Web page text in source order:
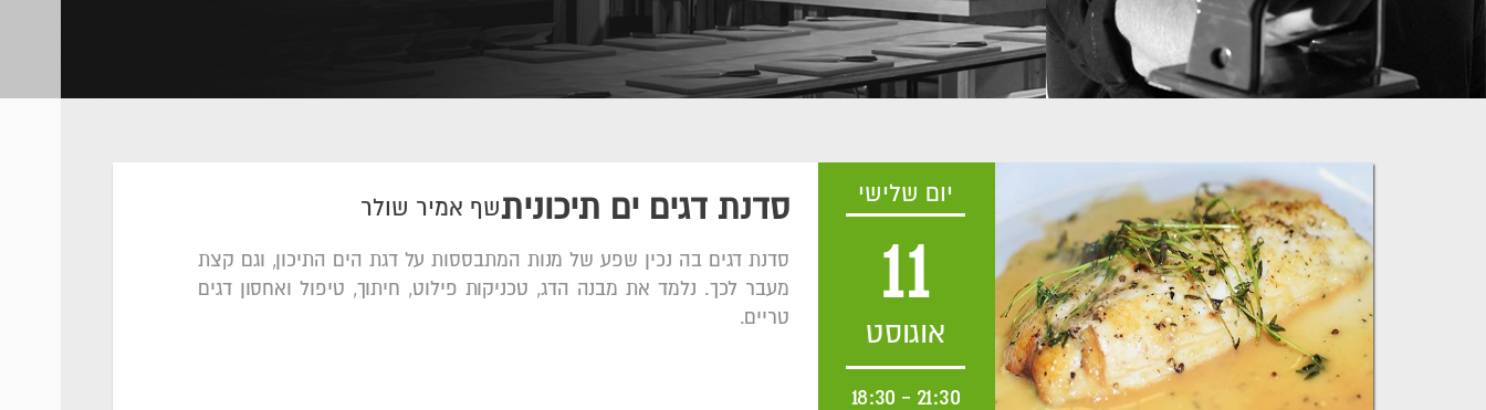
יום שלישי
11
אוגוסט
21:30
-
18:30
סדנת דגים ים תיכוניתשף אמיר שולר
סדנת דגים בה נכין שפע של מנות המתבססות על דגת הים התיכון, וגם קצת
מעבר לכך. נלמד את מבנה הדג, טכניקות פילוט, חיתוך, טיפול ואחסון דגים
טריים.